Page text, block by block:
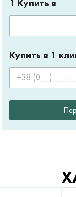
1 Купить в
Купить в 1